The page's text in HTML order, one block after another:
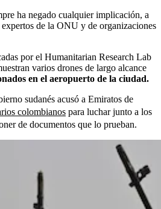
ha negado cualquier implicación, a
de la ONU y de organizaciones
por el Humanitarian Research Lab
varios drones de largo alcance
en el aeropuerto de la ciudad.
sudanés acusó a Emiratos de
colombianos para luchar junto a los
de documentos que lo prueban.